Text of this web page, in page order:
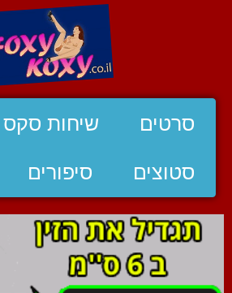
סרטים שיחות סקס
סטוצים סיפורים